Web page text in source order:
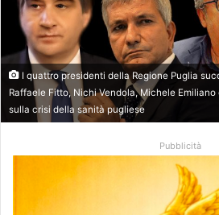
I quattro presidenti della Regione Puglia
Raffaele Fitto, Nichi Vendola, Michele
sulla crisi della sanità pugliese
Pubblicità